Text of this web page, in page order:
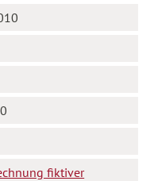
fiktiver